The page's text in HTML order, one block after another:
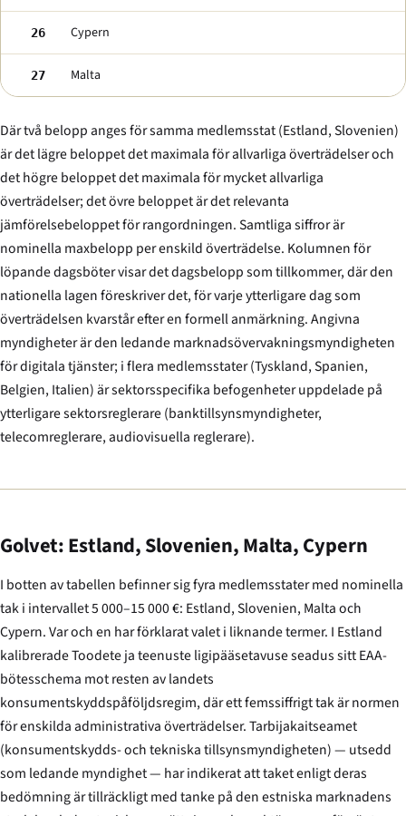
26 Cypern
27 Malta
Där två belopp anges för samma medlemsstat (Estland, Slovenien)
är det lägre beloppet det maximala för allvarliga överträdelser och
det högre beloppet det maximala för mycket allvarliga
överträdelser; det övre beloppet är det relevanta
jämförelsebeloppet för rangordningen. Samtliga siffror är
nominella maxbelopp per enskild överträdelse. Kolumnen för
löpande dagsböter visar det dagsbelopp som tillkommer, där den
nationella lagen föreskriver det, för varje ytterligare dag som
överträdelsen kvarstår efter en formell anmärkning. Angivna
myndigheter är den ledande marknadsövervaknings­myndigheten
för digitala tjänster; i flera medlemsstater (Tyskland, Spanien,
Belgien, Italien) är sektorsspecifika befogenheter uppdelade på
ytterligare sektorsreglerare (banktillsynsmyndigheter,
telecomreglerare, audiovisuella reglerare).
Golvet: Estland, Slovenien, Malta, Cypern
I botten av tabellen befinner sig fyra medlemsstater med nominella
tak i intervallet 5 000–15 000 €: Estland, Slovenien, Malta och
Cypern. Var och en har förklarat valet i liknande termer. I Estland
kalibreradeToodete ja teenuste ligipääsetavuse seadussitt EAA-
bötesschema mot resten av landets
konsumentskyddspåföljdsregim, där ett femssiffrigt tak är normen
för enskilda administrativa överträdelser. Tarbijakaitseamet
(konsumentskydds- och tekniska tillsynsmyndigheten) — utsedd
som ledande myndighet — har indikerat att taket enligt deras
bedömning är tillräckligt med tanke på den estniska marknadens